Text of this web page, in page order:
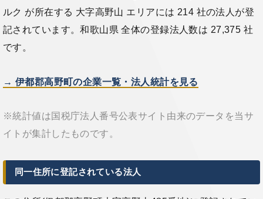
ルク が所在する 大字高野山 エリアには 214 社の法人が登
記されています。和歌山県 全体の登録法人数は 27,375 社
です。
→ 伊都郡高野町の企業一覧・法人統計を見る
※統計値は国税庁法人番号公表サイト由来のデータを当サ
イトが集計したものです。
同一住所に登記されている法人